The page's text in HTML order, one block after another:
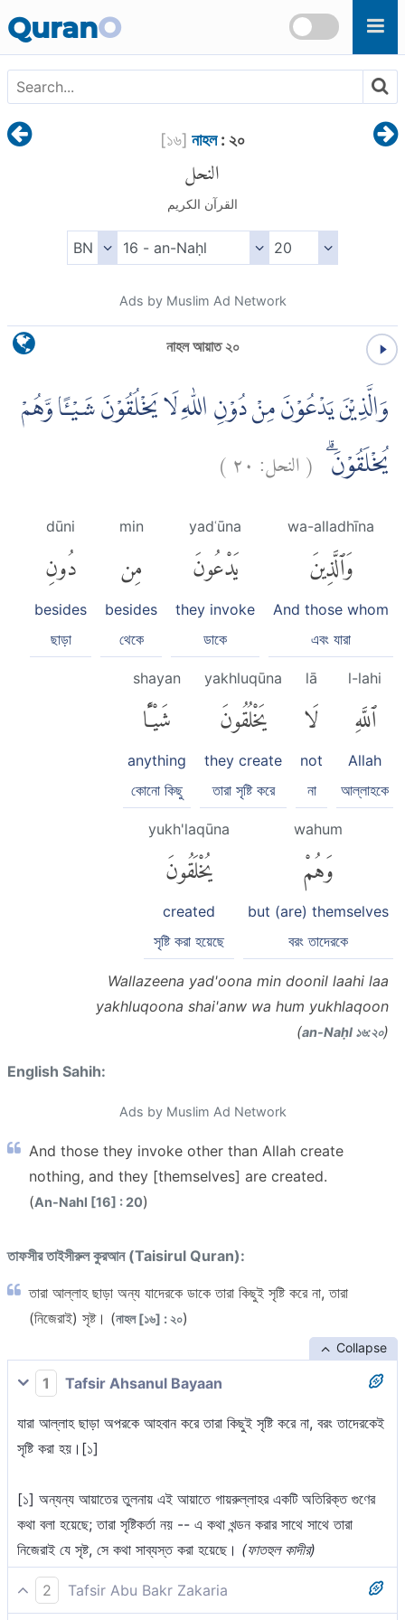
QuranO
[১৬] নাহল: ২০
النحل
القرآن الكريم
Ads by Muslim Ad Network
নাহল আয়াত ২০
وَالَّذِيْنَ يَدْعُوْنَ مِنْ دُوْنِ اللّٰهِ لَا يَخْلُقُوْنَ شَيْـًٔا وَّهُمْ
يُخْلَقُوْنَۗ (النحل: ٢٠)
wa-alladhīna
وَٱلَّذِينَ
And those whom
এবং যারা
yadʿūna
يَدْعُونَ
they invoke
ডাকে
min
مِن
besides
থেকে
dūni
دُونِ
besides
ছাড়া
l-lahi
ٱللَّهِ
Allah
আল্লাহকে
lā
لَا
not
না
yakhluqūna
يَخْلُقُونَ
they create
তারা সৃষ্টি করে
shayan
شَيْـًٔا
anything
কোনো কিছু
wahum
وَهُمْ
but (are) themselves
বরং তাদেরকে
yukh'laqūna
يُخْلَقُونَ
created
সৃষ্টি করা হয়েছে
Wallazeena yad'oona min doonil laahi laa
yakhluqoona shai'anw wa hum yukhlaqoon
(an-Naḥl ১৬:২০)
English Sahih:
Ads by Muslim Ad Network
And those they invoke other than Allah create
nothing, and they [themselves] are created.
(An-Nahl [16] : 20)
তাফসীর তাইসীরুল কুরআন (Taisirul Quran):
তারা আল্লাহ ছাড়া অন্য যাদেরকে ডাকে তারা কিছুই সৃষ্টি করে না, তারা
(নিজেরাই) সৃষ্ট। (নাহল [১৬] : ২০)
Collapse
1 Tafsir Ahsanul Bayaan
যারা আল্লাহ ছাড়া অপরকে আহবান করে তারা কিছুই সৃষ্টি করে না, বরং তাদেরকেই
সৃষ্টি করা হয়।[১]
[১] অন্যন্য আয়াতের তুলনায় এই আয়াতে গায়রুল্লাহর একটি অতিরিক্ত গুণের
কথা বলা হয়েছে; তারা সৃষ্টিকর্তা নয় -- এ কথা খন্ডন করার সাথে সাথে তারা
নিজেরাই যে সৃষ্ট, সে কথা সাব্যস্ত করা হয়েছে। (ফাতহুল কাদীর)
2 Tafsir Abu Bakr Zakaria